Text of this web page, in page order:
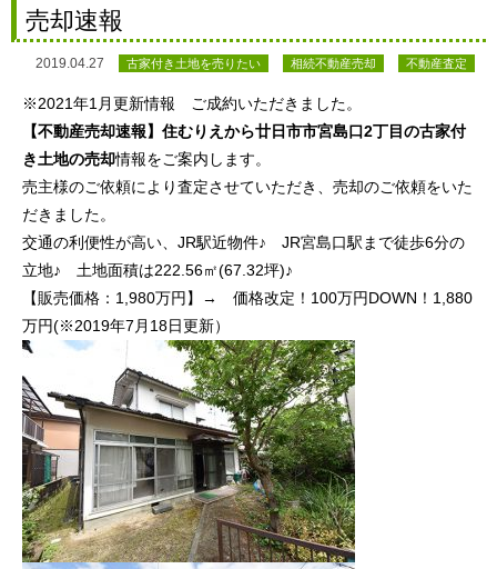
売却速報
2019.04.27 古家付き土地を売りたい 相続不動産売却 不動産査定
※2021年1月更新情報 ご成約いただきました。
【不動産売却速報】住むりえから廿日市市宮島口2丁目の古家付
き土地の売却情報をご案内します。
売主様のご依頼により査定させていただき、売却のご依頼をいた
だきました。
交通の利便性が高い、JR駅近物件♪ JR宮島口駅まで徒歩6分の
立地♪ 土地面積は222.56㎡(67.32坪)♪
【販売価格：1,980万円】→ 価格改定！100万円DOWN！1,880
万円(※2019年7月18日更新）